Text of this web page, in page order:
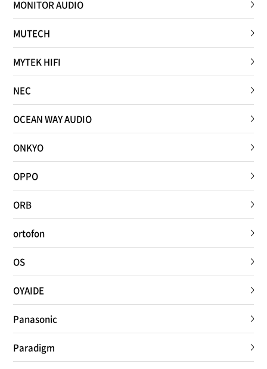
MONITOR AUDIO
MUTECH
MYTEK HIFI
NEC
OCEAN WAY AUDIO
ONKYO
OPPO
ORB
ortofon
OS
OYAIDE
Panasonic
Paradigm